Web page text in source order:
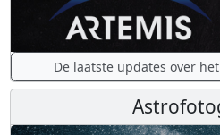
De laatste updates over